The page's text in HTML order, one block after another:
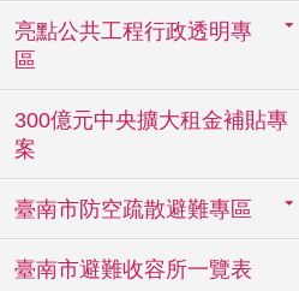
亮點公共工程行政透明專
區
300億元中央擴大租金補貼專
案
臺南市防空疏散避難專區
臺南市避難收容所一覽表